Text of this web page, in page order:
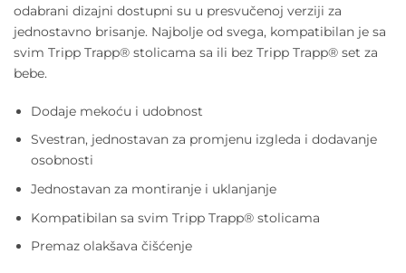
odabrani dizajni dostupni su u presvučenoj verziji za
jednostavno brisanje. Najbolje od svega, kompatibilan je sa
svim Tripp Trapp® stolicama sa ili bez Tripp Trapp® set za
bebe.
Dodaje mekoću i udobnost
Svestran, jednostavan za promjenu izgleda i dodavanje
osobnosti
Jednostavan za montiranje i uklanjanje
Kompatibilan sa svim Tripp Trapp® stolicama
Premaz olakšava čišćenje